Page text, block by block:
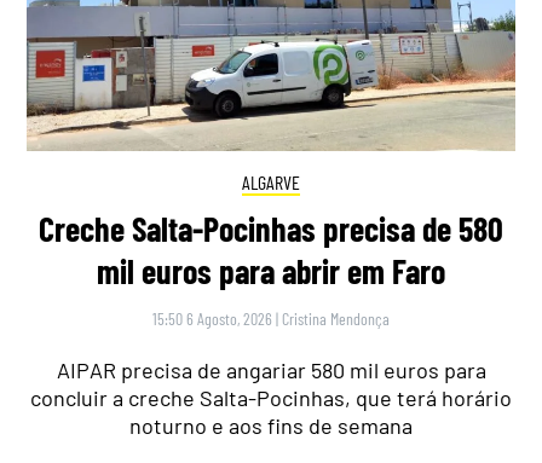
ALGARVE
Creche Salta-Pocinhas precisa de 580
mil euros para abrir em Faro
15:50 6 Agosto, 2026 | Cristina Mendonça
AIPAR precisa de angariar 580 mil euros para
concluir a creche Salta-Pocinhas, que terá horário
noturno e aos fins de semana